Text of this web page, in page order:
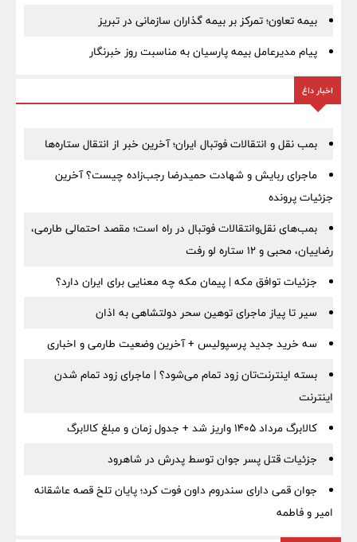
بیمه تعاون؛ تمرکز بر بیمه گذاران سازمانی در تبریز
پیام مدیرعامل بیمه پارسیان به مناسبت روز خبرنگار
اخبار داغ
بمب نقل‌ و انتقالات فوتبال ایران؛ آخرین خبر از انتقال ستاره‌ها
ماجرای ربایش و شهادت حمیدرضا رجب‌زاده چیست؟ آخرین
جزئیات پرونده
بمب‌های نقل‌وانتقالات فوتبال در راه است؛ مقصد احتمالی طارمی،
رضاییان، محبی و ۱۲ ستاره لو رفت
جزئیات توافق مکه | پیمان مکه چه معنایی برای ایران دارد؟
سیر تا پیاز ماجرای توهین سحر دولتشاهی به اذان
سه خرید جدید پرسپولیس + آخرین وضعیت طارمی و اخباری
بسته اینترنت‌تان زود تمام می‌شود؟ | ماجرای زود تمام شدن
اینترنت
کالابرگ مرداد ۱۴۰۵ واریز شد + جدول زمان و مبلغ کالابرگ
جزئیات قتل پسر جوان توسط پدرش در شاهرود
جوان قمی دارای سندروم داون فوت کرد؛ پایان تلخ قصه عاشقانه
امیر و فاطمه